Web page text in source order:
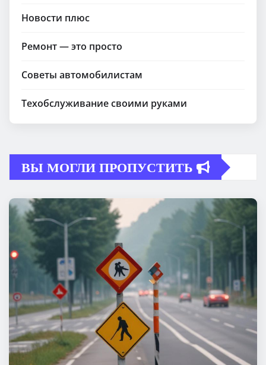
Новости плюс
Ремонт — это просто
Советы автомобилистам
Техобслуживание своими руками
ВЫ МОГЛИ ПРОПУСТИТЬ